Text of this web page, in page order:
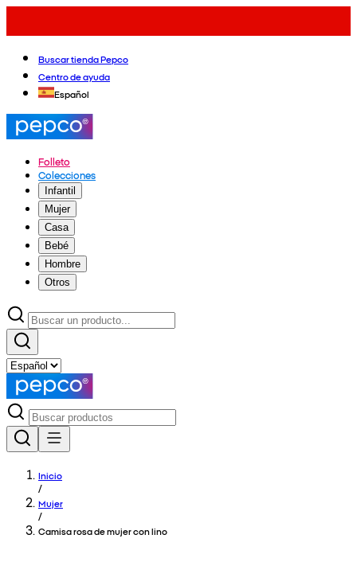
Buscar tienda Pepco
Centro de ayuda
Español
Folleto
Colecciones
Infantil
Mujer
Casa
Bebé
Hombre
Otros
Inicio
/
Mujer
/
Camisa rosa de mujer con lino